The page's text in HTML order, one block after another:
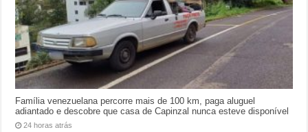
Família venezuelana percorre mais de 100 km, paga aluguel
adiantado e descobre que casa de Capinzal nunca esteve disponível
24 horas atrás